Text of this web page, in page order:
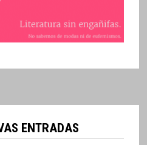
ENTRADAS